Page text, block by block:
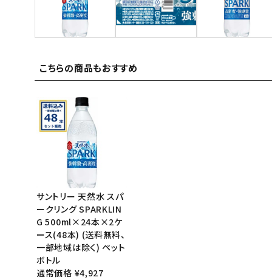
特定商取引法表示について
プライバシーポリシー
利用規約
こちらの商品もおすすめ
サントリー 天然水 スパ
ークリング SPARKLIN
G 500ml×24本×2ケ
ース(48本) (送料無料、
一部地域は除く) ペット
ボトル
通常価格 ¥4,927